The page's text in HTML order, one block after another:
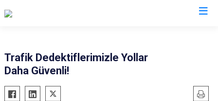
Trafik Dedektiflerimizle Yollar
Daha Güvenli!